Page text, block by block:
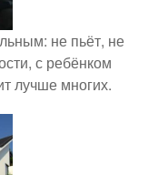
не пьёт, не
с ребёнком
лучше многих.